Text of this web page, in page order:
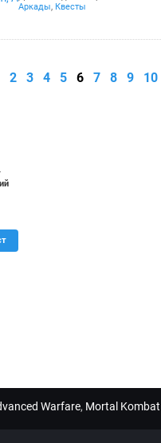
Аркады, Квесты
2 3 4 5 6 7 8 9 10
Warfare, Mortal